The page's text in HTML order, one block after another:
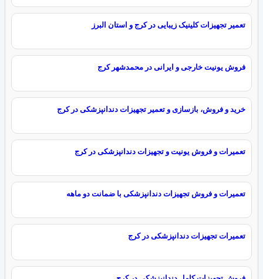
تعمیر تجهیزات کلینیک زیبایی در کرج و استان البرز
فروش یونیت خارجی و ایرانی در محمدشهر کرج
خرید و فروش، بازسازی و تعمیر تجهیزات دندانپزشکی در کرج
تعمیرات و فروش یونیت و تجهیزات دندانپزشکی در کرج
تعمیرات و فروش تجهیزات دندانپزشکی با ضمانت دو ماهه
تعمیرات تجهیزات دندانپزشکی در کرج